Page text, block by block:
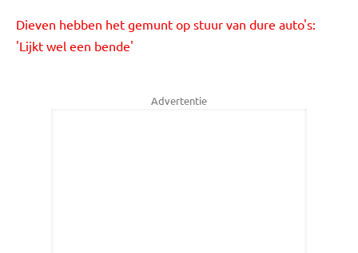
Dieven hebben het gemunt op stuur van dure auto's:
'Lijkt wel een bende'
Advertentie